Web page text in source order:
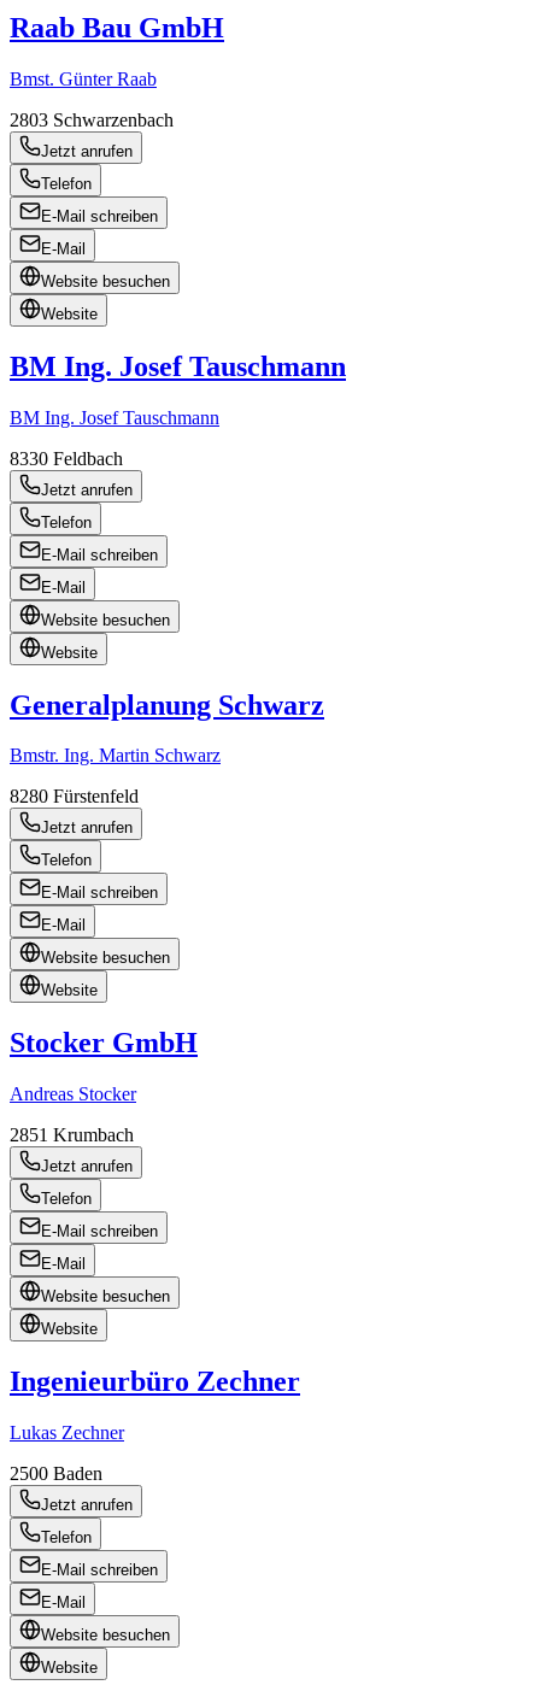
Raab Bau GmbH
Bmst. Günter Raab
2803 Schwarzenbach
Jetzt anrufen
Telefon
E-Mail schreiben
E-Mail
Website besuchen
Website
BM Ing. Josef Tauschmann
BM Ing. Josef Tauschmann
8330 Feldbach
Jetzt anrufen
Telefon
E-Mail schreiben
E-Mail
Website besuchen
Website
Generalplanung Schwarz
Bmstr. Ing. Martin Schwarz
8280 Fürstenfeld
Jetzt anrufen
Telefon
E-Mail schreiben
E-Mail
Website besuchen
Website
Stocker GmbH
Andreas Stocker
2851 Krumbach
Jetzt anrufen
Telefon
E-Mail schreiben
E-Mail
Website besuchen
Website
Ingenieurbüro Zechner
Lukas Zechner
2500 Baden
Jetzt anrufen
Telefon
E-Mail schreiben
E-Mail
Website besuchen
Website